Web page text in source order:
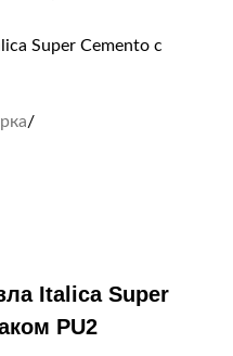
Italica Super
PU2